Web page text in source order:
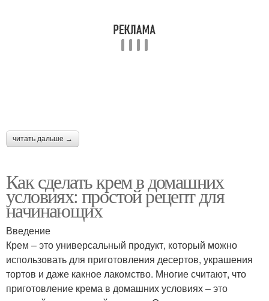
Ночной крем
чувствительной кожи
Питательные кремы Крем для сухой кожи
читать дальше →
Как сделать крем в домашних
условиях: простой рецепт для
начинающих
Введение
Крем – это универсальный продукт, который можно
использовать для приготовления десертов, украшения
тортов и даже какное лакомство. Многие считают, что
приготовление крема в домашних условиях – это